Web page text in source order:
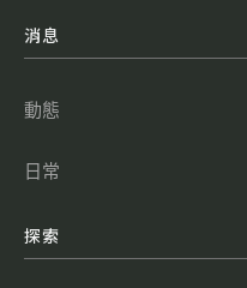
消息
動態
日常
探索